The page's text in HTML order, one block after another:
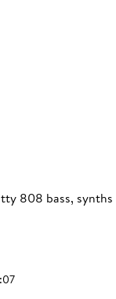
808 bass, synths